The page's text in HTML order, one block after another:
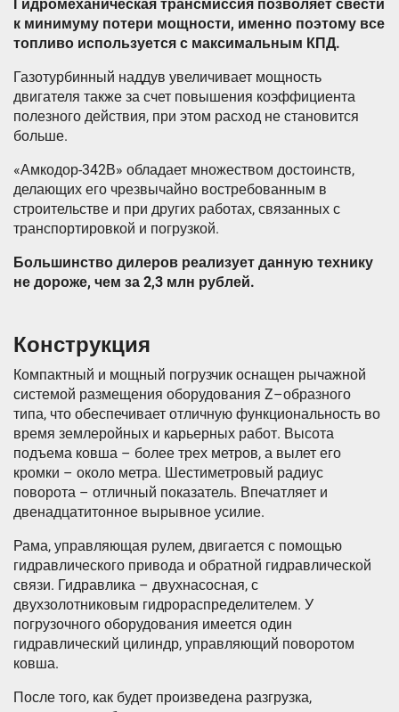
Гидромеханическая трансмиссия позволяет свести
к минимуму потери мощности, именно поэтому все
топливо используется с максимальным КПД.
Газотурбинный наддув увеличивает мощность
двигателя также за счет повышения коэффициента
полезного действия, при этом расход не становится
больше.
«Амкодор-342В» обладает множеством достоинств,
делающих его чрезвычайно востребованным в
строительстве и при других работах, связанных с
транспортировкой и погрузкой.
Большинство дилеров реализует данную технику
не дороже, чем за 2,3 млн рублей.
Конструкция
Компактный и мощный погрузчик оснащен рычажной
системой размещения оборудования Z–образного
типа, что обеспечивает отличную функциональность во
время землеройных и карьерных работ. Высота
подъема ковша – более трех метров, а вылет его
кромки – около метра. Шестиметровый радиус
поворота – отличный показатель. Впечатляет и
двенадцатитонное вырывное усилие.
Рама, управляющая рулем, двигается с помощью
гидравлического привода и обратной гидравлической
связи. Гидравлика – двухнасосная, с
двухзолотниковым гидрораспределителем. У
погрузочного оборудования имеется один
гидравлический цилиндр, управляющий поворотом
ковша.
После того, как будет произведена разгрузка,